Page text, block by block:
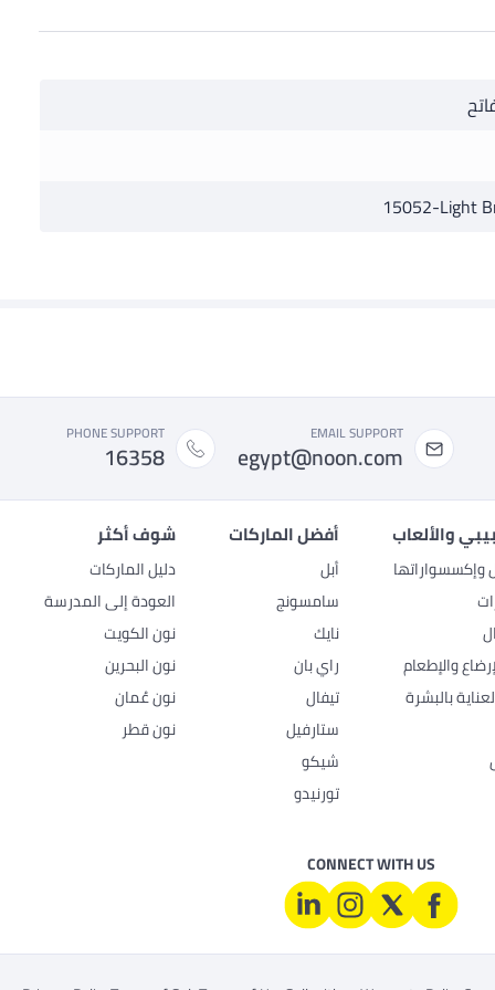
15052-Light
EMAIL SUPPORT
egypt@noon.com
PHONE SUPPORT
16358
والألعاب
وإكسسواراتها
والإطعام
بالبشرة
أفضل الماركات
أبل
سامسونج
نايك
راي بان
تيفال
ستارفيل
شيكو
تورنيدو
شوف أكثر
دليل الماركات
العودة إلى المدرسة
نون الكويت
نون البحرين
نون عُمان
نون قطر
CONNECT WITH US